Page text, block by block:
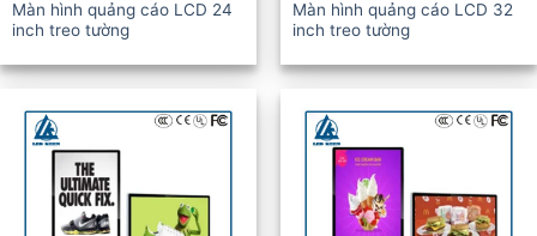
Màn hình quảng cáo LCD 24
inch treo tường
Màn hình quảng cáo LCD 32
inch treo tường